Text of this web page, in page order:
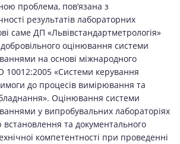
проблема, пов’язана з
результатів лабораторних
саме ДП «Львівстандартметрологія»
оцінювання системи
на основі міжнародного
10012:2005 «Системи керування
до процесів вимірювання та
Оцінювання системи
у випробувальних лабораторіях
та документального
компетентності при проведенні